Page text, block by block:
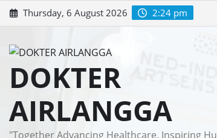
Skip
to
Thursday, 6 August 2026 2:24 pm
DOKTER
AIRLANGGA
"Together Advancing Healthcare, Inspiring